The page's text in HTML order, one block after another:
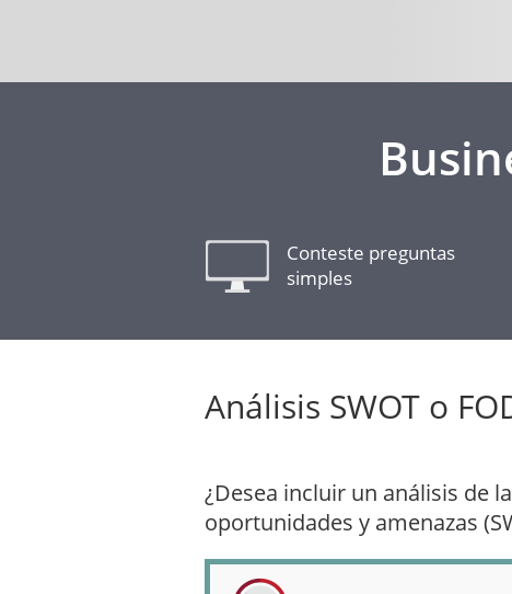
Conteste preguntas
simples
Análisis SWOT o
¿Desea incluir un análisis de
oportunidades y amenazas